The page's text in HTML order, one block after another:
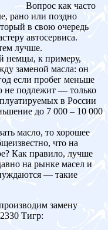
Вопрос как часто
рано или поздно
в свою очередь
автосервиса.
лучше.
немцы, к примеру,
заменой масла: он
если пробег меньше
не подлежит — только
в России
до 7 000 – 10 000
масло, то хорошее
что на
Как правило, лучше
на рынке масел и
— такие
замену
Тигр: